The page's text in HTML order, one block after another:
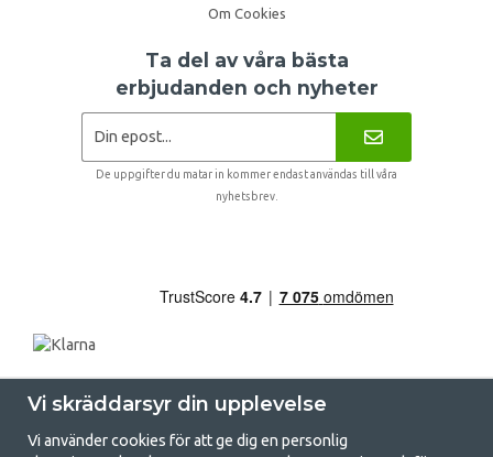
Om Cookies
Ta del av våra bästa
erbjudanden och nyheter
De uppgifter du matar in kommer endast användas till våra
nyhetsbrev.
Vi skräddarsyr din upplevelse
Vi använder cookies för att ge dig en personlig